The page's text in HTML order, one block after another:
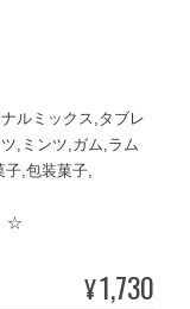
ルミックス,タブレ
,ミンツ,ガム,ラム
子,包装菓子,
☆
¥1,730